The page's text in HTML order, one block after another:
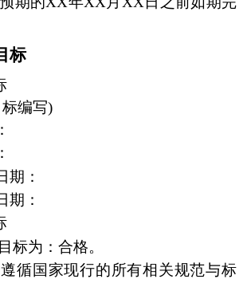
标
编写)
期：
期：
标为：合格。
循国家现行的所有相关规范与标